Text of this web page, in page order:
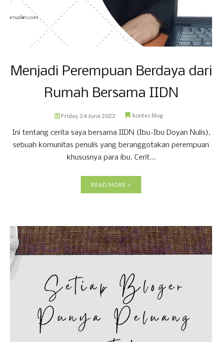
Menjadi Perempuan Berdaya dari
Rumah Bersama IIDN
Friday, 24 June 2022 kontes blog
Ini tentang cerita saya bersama IIDN (Ibu-Ibu Doyan Nulis),
sebuah komunitas penulis yang beranggotakan perempuan
khususnya para ibu. Cerit...
READ MORE »